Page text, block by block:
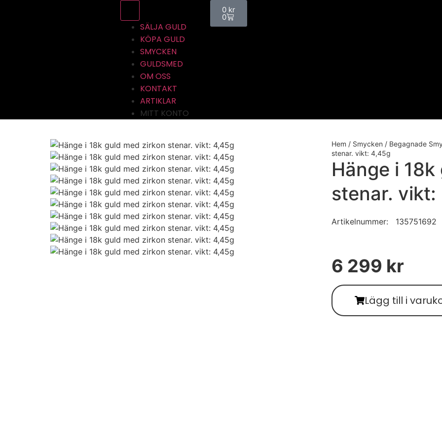
SÄLJA GULD
KÖPA GULD
SMYCKEN
GULDSMED
OM OSS
KONTAKT
ARTIKLAR
MITT KONTO
0 kr
0
Hem / Smycken / Begagnade
stenar. vikt: 4,45g
Hänge i
stenar.
Artikelnummer: 135751692
6 299 kr
Lägg till i